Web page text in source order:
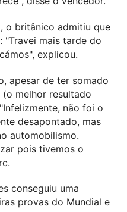
o britânico admitiu que
"Travei mais tarde do
explicou.
apesar de ter somado
melhor resultado
não foi o
desapontado, mas
automobilismo.
pois tivemos o
conseguiu uma
provas do Mundial e